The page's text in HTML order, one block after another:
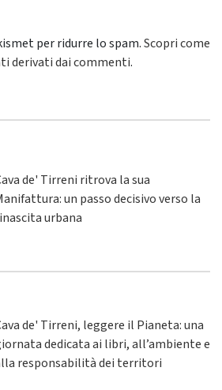
per ridurre lo spam.Scopri come
derivati dai commenti.
de' Tirreni ritrova la sua
un passo decisivo verso la
urbana
de' Tirreni, leggere il Pianeta: una
dedicata ai libri, all’ambiente e
responsabilità dei territori